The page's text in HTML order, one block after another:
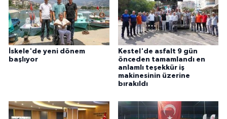
İskele'de yeni dönem
başlıyor
Kestel'de asfalt 9 gün
önceden tamamlandı en
anlamlı teşekkür iş
makinesinin üzerine
bırakıldı